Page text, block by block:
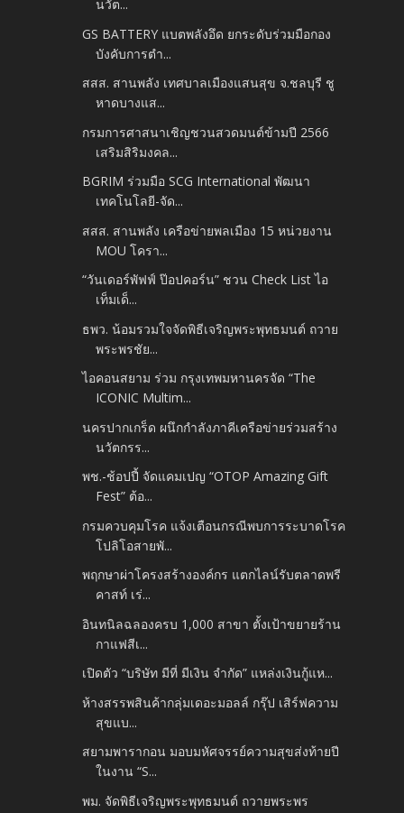
นวัต...
GS BATTERY แบตพลังอึด ยกระดับร่วมมือกอง
บังคับการตำ...
สสส. สานพลัง เทศบาลเมืองแสนสุข จ.ชลบุรี ชู
หาดบางแส...
กรมการศาสนาเชิญชวนสวดมนต์ข้ามปี 2566
เสริมสิริมงคล...
BGRIM ร่วมมือ SCG International พัฒนา
เทคโนโลยี-จัด...
สสส. สานพลัง เครือข่ายพลเมือง 15 หน่วยงาน
MOU โครา...
“วันเดอร์พัฟฟ์ ป๊อปคอร์น” ชวน Check List ไอ
เท็มเด็...
ธพว. น้อมรวมใจจัดพิธีเจริญพระพุทธมนต์ ถวาย
พระพรชัย...
ไอคอนสยาม ร่วม กรุงเทพมหานครจัด “The
ICONIC Multim...
นครปากเกร็ด ผนึกกำลังภาคีเครือข่ายร่วมสร้าง
นวัตกรร...
พช.-ช้อปปี้ จัดแคมเปญ “OTOP Amazing Gift
Fest” ต้อ...
กรมควบคุมโรค แจ้งเตือนกรณีพบการระบาดโรค
โปลิโอสายพั...
พฤกษาผ่าโครงสร้างองค์กร แตกไลน์รับตลาดพรี
คาสท์ เร่...
อินทนิลฉลองครบ 1,000 สาขา ตั้งเป้าขยายร้าน
กาแฟสีเ...
เปิดตัว “บริษัท มีที่ มีเงิน จำกัด” แหล่งเงินกู้แห...
ห้างสรรพสินค้ากลุ่มเดอะมอลล์ กรุ๊ป เสิร์ฟความ
สุขแบ...
สยามพารากอน มอบมหัศจรรย์ความสุขส่งท้ายปี
ในงาน “S...
พม. จัดพิธีเจริญพระพุทธมนต์ ถวายพระพร